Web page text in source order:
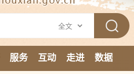
服务 互动 走进
数据